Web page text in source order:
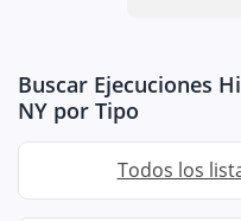
Buscar Ejecuciones
NY por Tipo
Todos los